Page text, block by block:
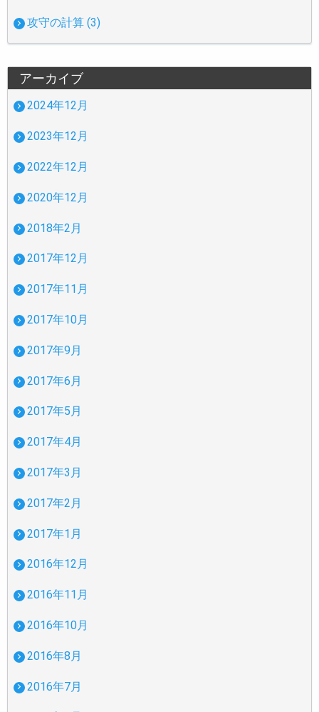
攻守の計算 (3)
アーカイブ
2024年12月
2023年12月
2022年12月
2020年12月
2018年2月
2017年12月
2017年11月
2017年10月
2017年9月
2017年6月
2017年5月
2017年4月
2017年3月
2017年2月
2017年1月
2016年12月
2016年11月
2016年10月
2016年8月
2016年7月